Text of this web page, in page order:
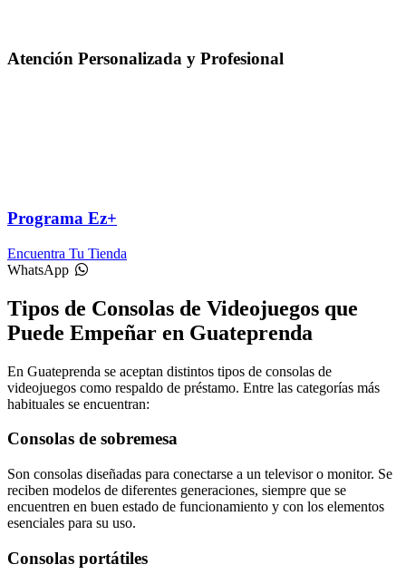
Atención Personalizada y Profesional
Programa Ez+
Encuentra Tu Tienda
WhatsApp
Tipos de Consolas de Videojuegos que
Puede Empeñar en Guateprenda
En Guateprenda se aceptan distintos tipos de consolas de
videojuegos como respaldo de préstamo. Entre las categorías más
habituales se encuentran:
Consolas de sobremesa
Son consolas diseñadas para conectarse a un televisor o monitor. Se
reciben modelos de diferentes generaciones, siempre que se
encuentren en buen estado de funcionamiento y con los elementos
esenciales para su uso.
Consolas portátiles